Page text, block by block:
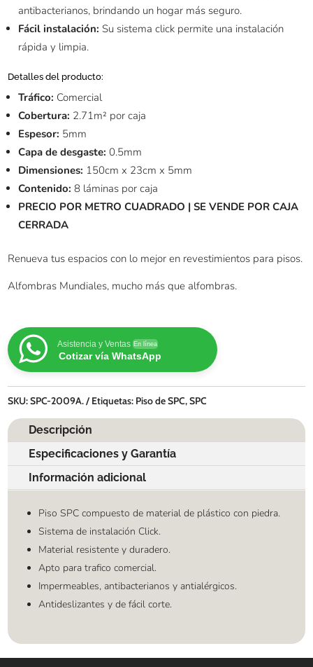
antibacterianos, brindando un hogar más seguro.
Fácil instalación: Su sistema click permite una instalación
rápida y limpia.
Detalles del producto:
Tráfico: Comercial
Cobertura: 2.71m² por caja
Espesor: 5mm
Capa de desgaste: 0.5mm
Dimensiones: 150cm x 23cm x 5mm
Contenido: 8 láminas por caja
PRECIO POR METRO CUADRADO | SE VENDE POR CAJA
CERRADA
Renueva tus espacios con lo mejor en revestimientos para pisos.
Alfombras Mundiales, mucho más que alfombras.
Asistencia y Ventas En línea
Cotizar vía WhatsApp
SKU:SPC-2009A. Etiquetas: Piso de SPC,SPC
Descripción
Especificaciones y Garantía
Información adicional
Piso SPC compuesto de material de plástico con piedra.
Sistema de instalación Click.
Material resistente y duradero.
Apto para trafico comercial.
Impermeables, antibacterianos y antialérgicos.
Antideslizantes y de fácil corte.